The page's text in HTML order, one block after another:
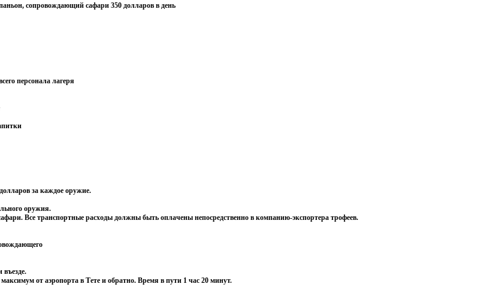
сопровождающий сафари 350 долларов в день
персонала лагеря
за каждое оружие.
оружия.
Все транспортные расходы должны быть оплачены непосредственно в компанию-экспортера трофеев.
от аэропорта в Тете и обратно. Время в пути 1 час 20 минут.